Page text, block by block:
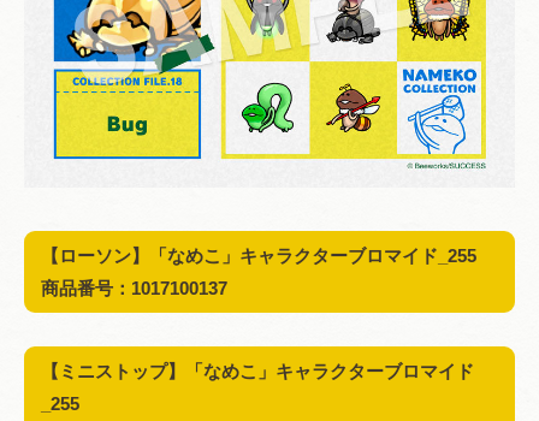
【ローソン】 「なめこ」キャラクターブロマイド_ 255
商品番号：1017100137
【 ミニストップ】
「なめこ」キャラクターブロマイド
255